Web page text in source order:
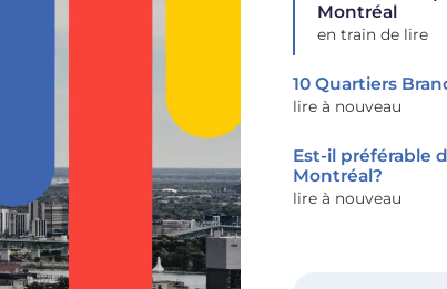
Montréal
en train de lire
10 Quartiers
lire à nouveau
Est-il préférable
Montréal?
lire à nouveau